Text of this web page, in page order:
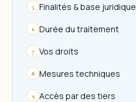
5 Finalités & base juridique
6 Durée du traitement
7 Vos droits
8 Mesures techniques
9 Accès par des tiers